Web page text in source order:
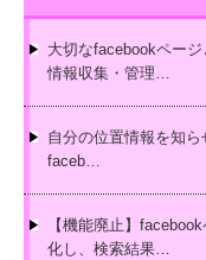
大切なfacebookペー
情報収集・管理…
自分の位置情報を知ら
faceb…
【機能廃止】
化し、検索結果…